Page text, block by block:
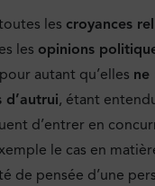
les croyances
les opinions
pour autant qu’elles ne
, étant
d’entrer en
le cas en
de pensée d’une